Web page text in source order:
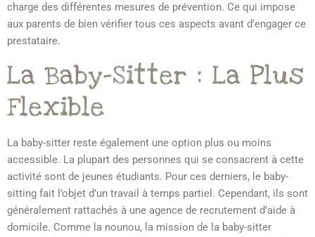
charge des différentes mesures de prévention. Ce qui impose
aux parents de bien vérifier tous ces aspects avant d’engager ce
prestataire.
La Baby-Sitter : La Plus
Flexible
La baby-sitter reste également une option plus ou moins
accessible. La plupart des personnes qui se consacrent à cette
activité sont de jeunes étudiants. Pour ces derniers, le baby-
sitting fait l’objet d’un travail à temps partiel. Cependant, ils sont
généralement rattachés à une agence de recrutement d’aide à
domicile. Comme la nounou, la mission de la baby-sitter